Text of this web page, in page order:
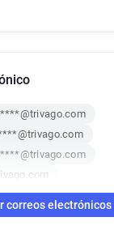
correos electrónicos